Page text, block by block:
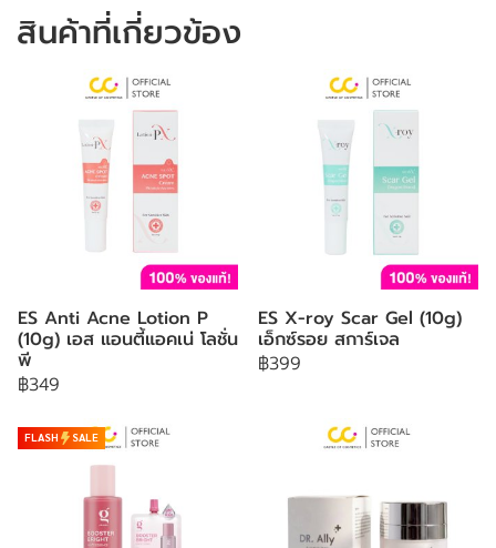
สินค้าที่เกี่ยวข้อง
ES Anti Acne Lotion P
(10g) เอส แอนตี้แอคเน่ โลชั่น
พี
฿349
ES X-roy Scar Gel (10g)
เอ็กซ์รอย สการ์เจล
฿399
FLASH SALE